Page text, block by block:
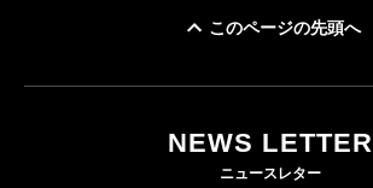
このページの先頭へ
NEWS LETTER
ニュースレター